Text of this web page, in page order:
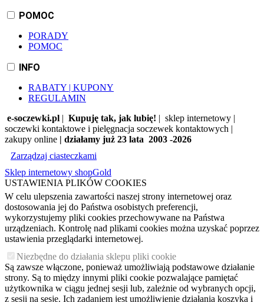
POMOC
PORADY
POMOC
INFO
RABATY | KUPONY
REGULAMIN
e-soczewki.pl | Kupuję tak, jak lubię! | sklep internetowy |
soczewki kontaktowe i pielęgnacja soczewek kontaktowych |
zakupy online | działamy już 23 lata 2003 -2026
Zarządzaj ciasteczkami
Sklep internetowy shopGold
USTAWIENIA PLIKÓW COOKIES
W celu ulepszenia zawartości naszej strony internetowej oraz
dostosowania jej do Państwa osobistych preferencji,
wykorzystujemy pliki cookies przechowywane na Państwa
urządzeniach. Kontrolę nad plikami cookies można uzyskać poprzez
ustawienia przeglądarki internetowej.
Niezbędne do działania sklepu pliki cookie
Są zawsze włączone, ponieważ umożliwiają podstawowe działanie
strony. Są to między innymi pliki cookie pozwalające pamiętać
użytkownika w ciągu jednej sesji lub, zależnie od wybranych opcji,
z sesji na sesję. Ich zadaniem jest umożliwienie działania koszyka i